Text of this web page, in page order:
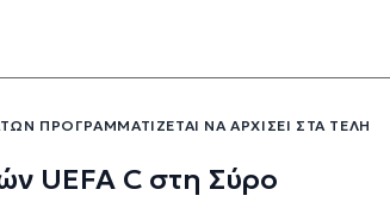
ΠΡΟΓΡΑΜΜΑΤΊΖΕΤΑΙ ΝΑ ΑΡΧΊΣΕΙ ΣΤΑ ΤΈΛΗ
UEFA C στη Σύρο